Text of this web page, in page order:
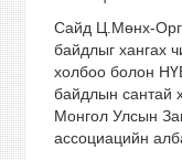
Сайд Ц.Мөнх-
байдлыг хангах
холбоо болон
байдлын сантай
Монгол Улсын
ассоциацийн